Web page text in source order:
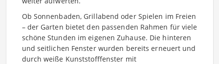
Ob Sonnenbaden, Grillabend oder Spielen im Freien
– der Garten bietet den passenden Rahmen für viele
schöne Stunden im eigenen Zuhause. Die hinteren
und seitlichen Fenster wurden bereits erneuert und
durch weiße Kunststofffenster mit